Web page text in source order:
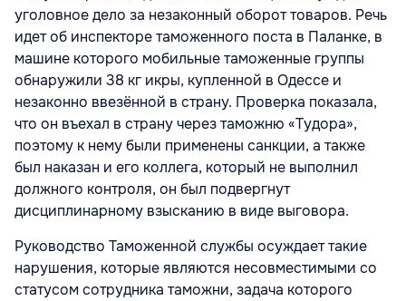
уголовное дело за незаконный оборот товаров. Речь
идет об инспекторе таможенного поста в Паланке, в
машине которого мобильные таможенные группы
обнаружили 38 кг икры, купленной в Одессе и
незаконно ввезённой в страну. Проверка показала,
что он въехал в страну через таможню «Тудора»,
поэтому к нему были применены санкции, а также
был наказан и его коллега, который не выполнил
должного контроля, он был подвергнут
дисциплинарному взысканию в виде выговора.
Руководство Таможенной службы осуждает такие
нарушения, которые являются несовместимыми со
статусом сотрудника таможни, задача которого